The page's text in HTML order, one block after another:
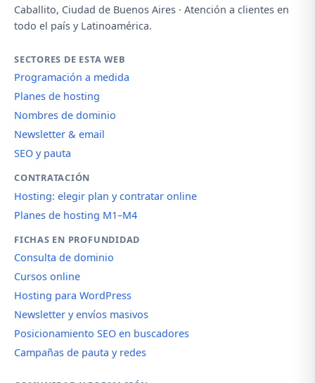
Caballito, Ciudad de Buenos Aires · Atención a clientes en
todo el país y Latinoamérica.
SECTORES DE ESTA WEB
Programación a medida
Planes de hosting
Nombres de dominio
Newsletter & email
SEO y pauta
CONTRATACIÓN
Hosting: elegir plan y contratar online
Planes de hosting M1–M4
FICHAS EN PROFUNDIDAD
Consulta de dominio
Cursos online
Hosting para WordPress
Newsletter y envíos masivos
Posicionamiento SEO en buscadores
Campañas de pauta y redes